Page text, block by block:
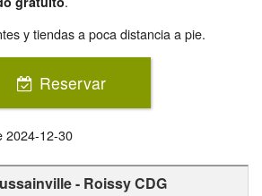
y tiendas a poca distancia a pie.
Reservar
2024-12-30
- Roissy CDG